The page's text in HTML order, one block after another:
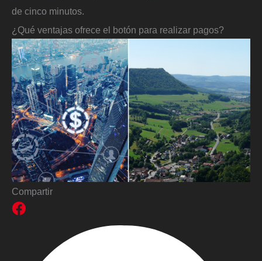
de cinco minutos.
¿Qué ventajas ofrece el botón para realizar pagos?
Compartir